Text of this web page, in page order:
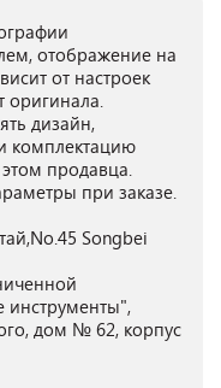
отображение на
от настроек
оригинала.
дизайн,
комплектацию
продавца.
при заказе.
Songbei
инструменты",
дом № 62, корпус